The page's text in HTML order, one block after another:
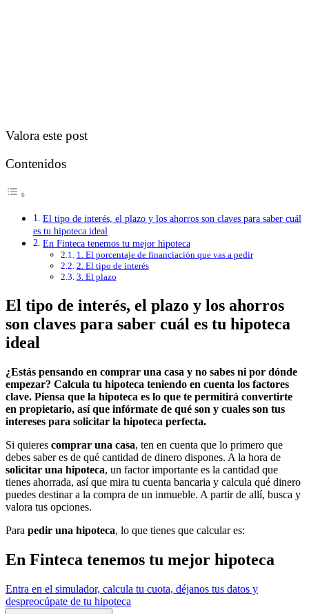
Valora este post
Contenidos
El tipo de interés, el plazo y los ahorros son claves para saber cuál
es tu hipoteca ideal
En Finteca tenemos tu mejor hipoteca
1. El porcentaje de financiación que vas a pedir
2. El tipo de interés
3. El plazo
El tipo de interés, el plazo y los ahorros
son claves para saber cuál es tu hipoteca
ideal
¿Estás pensando en comprar una casa y no sabes ni por dónde
empezar? Calcula tu hipoteca teniendo en cuenta los factores
clave. Piensa que la hipoteca es lo que te permitirá convertirte
en propietario, así que infórmate de qué son y cuales son tus
intereses para solicitar la hipoteca perfecta.
Si quieres comprar una casa, ten en cuenta que lo primero que
debes saber es de qué cantidad de dinero dispones. A la hora de
solicitar una hipoteca, un factor importante es la cantidad que
tienes ahorrada, así que mira tu cuenta bancaria y calcula qué dinero
puedes destinar a la compra de un inmueble. A partir de allí, busca y
valora tus opciones.
Para pedir una hipoteca, lo que tienes que calcular es:
En Finteca tenemos tu mejor hipoteca
Entra en el simulador, calcula tu cuota, déjanos tus datos y
despreocúpate de tu hipoteca